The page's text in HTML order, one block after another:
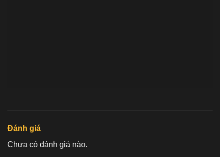
Đánh giá
Chưa có đánh giá nào.